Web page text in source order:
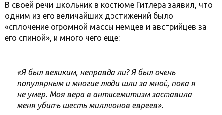
В своей речи школьник в костюме Гитлера заявил, что
одним из его величайших достижений было
«сплочение огромной массы немцев и австрийцев за
его спиной», и много чего еще:
«Я был великим, неправда ли? Я был очень
популярным и многие люди шли за мной, пока я
не умер. Моя вера в антисемитизм заставила
меня убить шесть миллионов евреев».